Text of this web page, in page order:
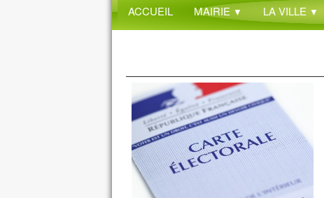
ACCUEIL MAIRIE ▼ LA VILLE ▼